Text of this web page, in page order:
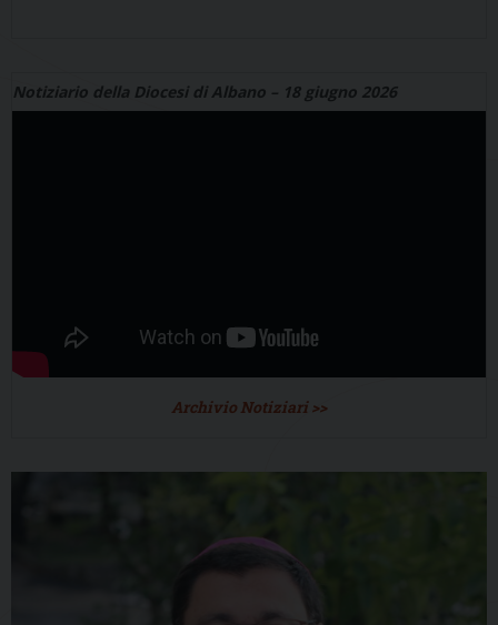
Notiziario della Diocesi di Albano – 18 giugno 2026
Archivio Notiziari >>